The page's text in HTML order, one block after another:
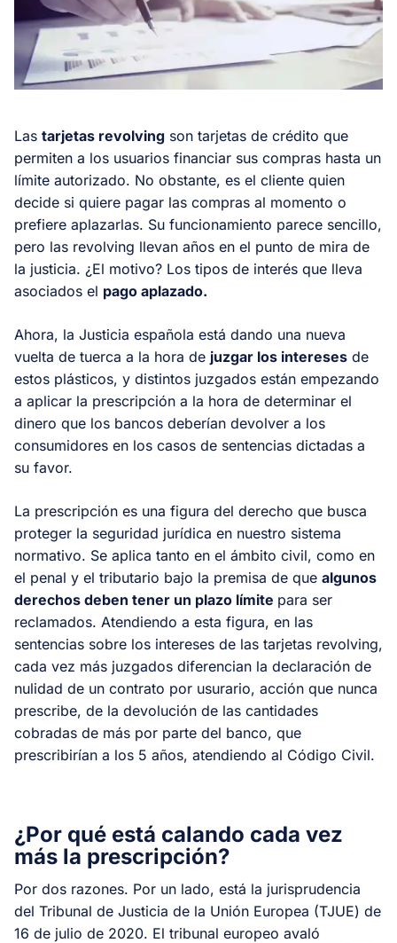
Las tarjetas revolving son tarjetas de crédito que
permiten a los usuarios financiar sus compras hasta un
límite autorizado. No obstante, es el cliente quien
decide si quiere pagar las compras al momento o
prefiere aplazarlas. Su funcionamiento parece sencillo,
pero las revolving llevan años en el punto de mira de
la justicia. ¿El motivo? Los tipos de interés que lleva
asociados el pago aplazado.
Ahora, la Justicia española está dando una nueva
vuelta de tuerca a la hora de juzgar los intereses de
estos plásticos, y distintos juzgados están empezando
a aplicar la prescripción a la hora de determinar el
dinero que los bancos deberían devolver a los
consumidores en los casos de sentencias dictadas a
su favor.
La prescripción es una figura del derecho que busca
proteger la seguridad jurídica en nuestro sistema
normativo. Se aplica tanto en el ámbito civil, como en
el penal y el tributario bajo la premisa de que algunos
derechos deben tener un plazo límite para ser
reclamados. Atendiendo a esta figura, en las
sentencias sobre los intereses de las tarjetas revolving,
cada vez más juzgados diferencian la declaración de
nulidad de un contrato por usurario, acción que nunca
prescribe, de la devolución de las cantidades
cobradas de más por parte del banco, que
prescribirían a los 5 años, atendiendo al Código Civil.
¿Por qué está calando cada vez
más la prescripción?
Por dos razones. Por un lado, está la jurisprudencia
del Tribunal de Justicia de la Unión Europea (TJUE) de
16 de julio de 2020. El tribunal europeo avaló